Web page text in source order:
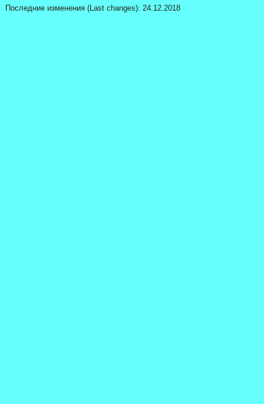
Последние изменения (Last changes): 24.12.2018